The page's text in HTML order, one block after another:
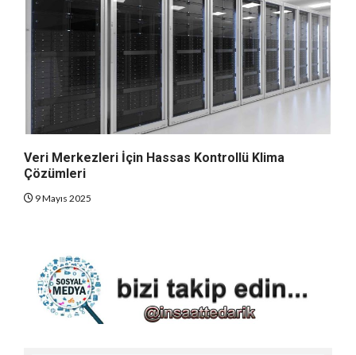
Veri Merkezleri İçin Hassas Kontrollü Klima
Çözümleri
9 Mayıs 2025